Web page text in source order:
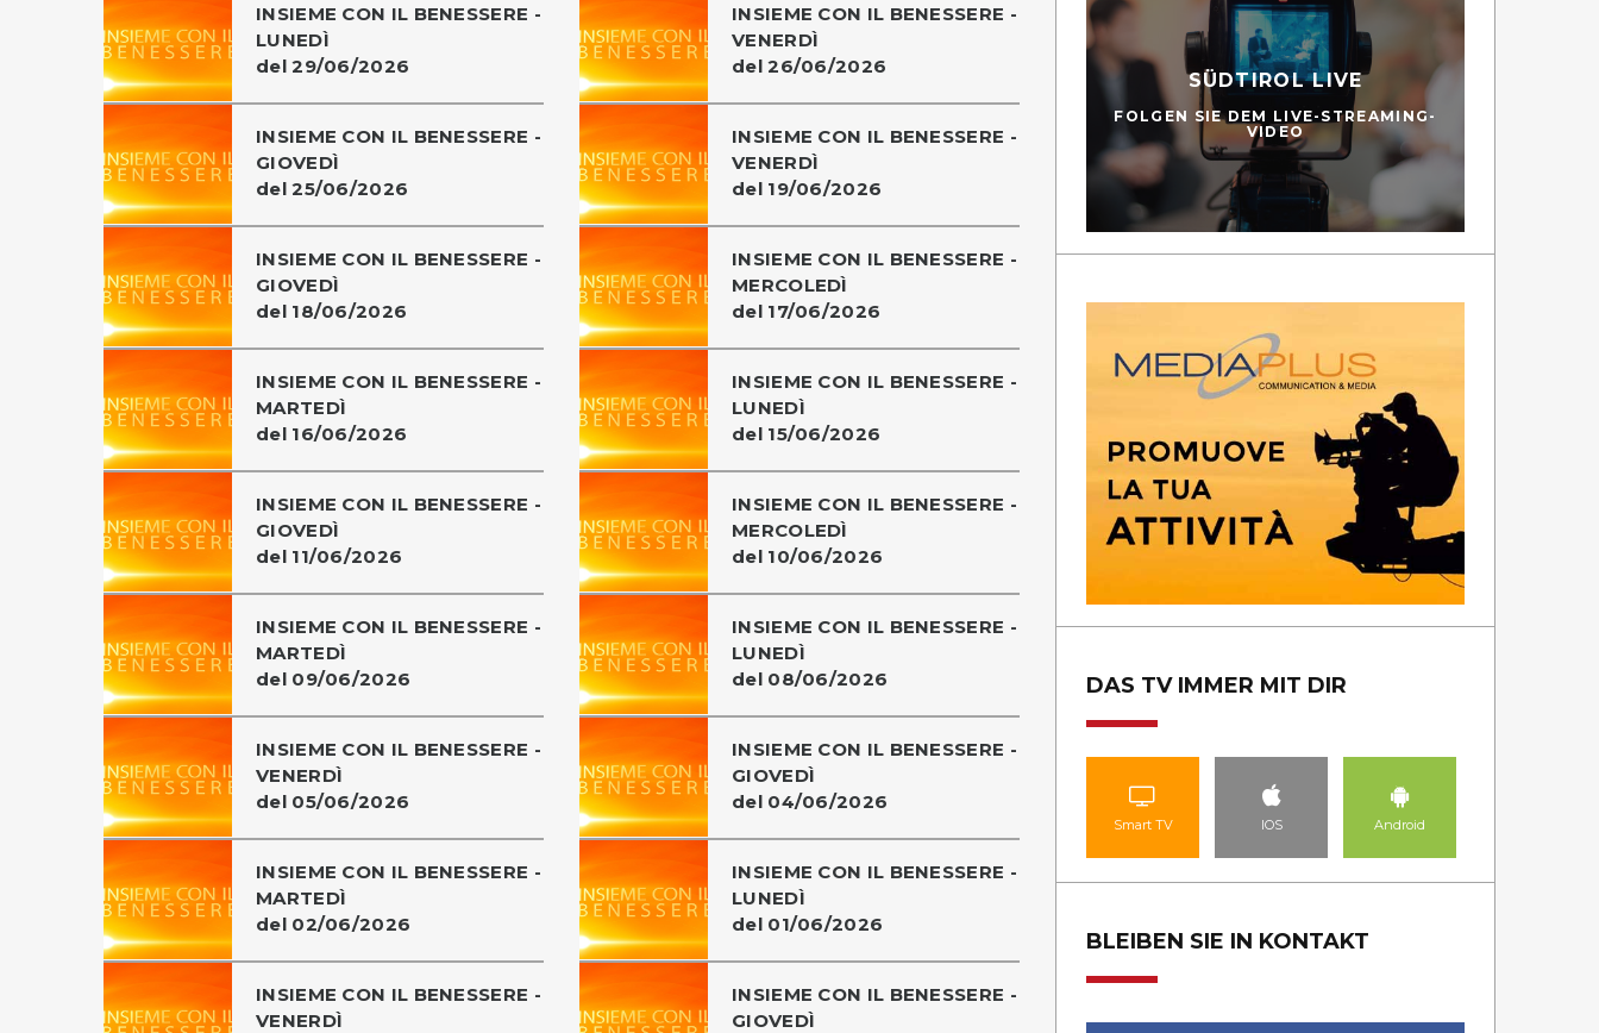
INSIEME CON IL BENESSERE -
LUNEDÌ
del 29/06/2026
INSIEME CON IL BENESSERE -
VENERDÌ
del 26/06/2026
INSIEME CON IL BENESSERE -
GIOVEDÌ
del 25/06/2026
INSIEME CON IL BENESSERE -
VENERDÌ
del 19/06/2026
INSIEME CON IL BENESSERE -
GIOVEDÌ
del 18/06/2026
INSIEME CON IL BENESSERE -
MERCOLEDÌ
del 17/06/2026
INSIEME CON IL BENESSERE -
MARTEDÌ
del 16/06/2026
INSIEME CON IL BENESSERE -
LUNEDÌ
del 15/06/2026
INSIEME CON IL BENESSERE -
GIOVEDÌ
del 11/06/2026
INSIEME CON IL BENESSERE -
MERCOLEDÌ
del 10/06/2026
INSIEME CON IL BENESSERE -
MARTEDÌ
del 09/06/2026
INSIEME CON IL BENESSERE -
LUNEDÌ
del 08/06/2026
INSIEME CON IL BENESSERE -
VENERDÌ
del 05/06/2026
INSIEME CON IL BENESSERE -
GIOVEDÌ
del 04/06/2026
INSIEME CON IL BENESSERE -
MARTEDÌ
del 02/06/2026
INSIEME CON IL BENESSERE -
LUNEDÌ
del 01/06/2026
INSIEME CON IL BENESSERE -
VENERDÌ
INSIEME CON IL BENESSERE -
GIOVEDÌ
SÜDTIROL LIVE
FOLGEN SIE DEM LIVE-STREAMING-
VIDEO
DAS TV IMMER MIT DIR
Smart TV IOS Android
BLEIBEN SIE IN KONTAKT